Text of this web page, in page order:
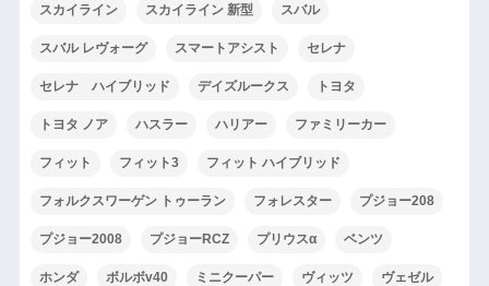
スカイライン スカイライン 新型 スバル
スバル レヴォーグ スマートアシスト セレナ
セレナ ハイブリッド デイズルークス トヨタ
トヨタ ノア ハスラー ハリアー ファミリーカー
フィット フィット3 フィット ハイブリッド
フォルクスワーゲン トゥーラン フォレスター プジョー208
プジョー2008 プジョーRCZ プリウスα ベンツ
ホンダ ボルボv40 ミニクーパー ヴィッツ ヴェゼル